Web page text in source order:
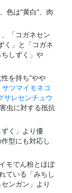
色は"黄白"、肉
「コガネセン
く」と「コガネ
しずく」や
を持ち"やや
サツマイモネコ
サレセンチュウ
虫に対する抵抗
く」より優
型にも対応し
モでん粉とほぼ
ている「みちし
ンガン」より